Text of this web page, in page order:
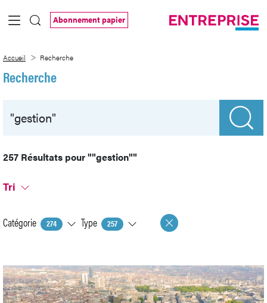
Saut au contenu principal
Abonnement papier
Accueil Recherche
Recherche
257 Résultats pour""gestion""
Tri
Catégorie 274 Type 257